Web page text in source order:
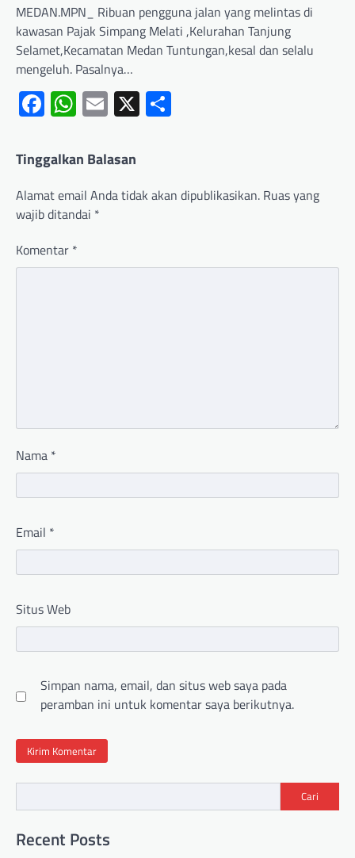
MEDAN.MPN_ Ribuan pengguna jalan yang melintas di
kawasan Pajak Simpang Melati ,Kelurahan Tanjung
Selamet,Kecamatan Medan Tuntungan,kesal dan selalu
mengeluh. Pasalnya…
Facebook
WhatsApp
Email
X
Tinggalkan Balasan
Alamat email Anda tidak akan dipublikasikan. Ruas yang
wajib ditandai *
Komentar *
Nama *
Email *
Situs Web
Simpan nama, email, dan situs web saya pada
peramban ini untuk komentar saya berikutnya.
Cari
Recent Posts